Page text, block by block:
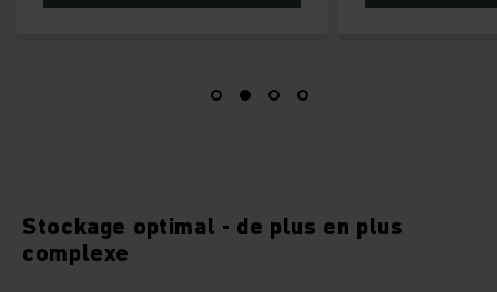
Stockage optimal - de plus en plus
complexe